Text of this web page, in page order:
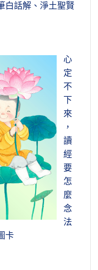
白話解、淨土聖賢
心
定
不
下
來
，
讀
經
要
怎
麼
念
法
卡